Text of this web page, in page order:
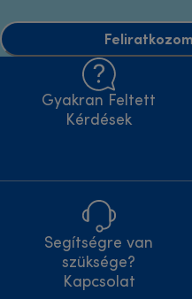
Gyakran Feltett
Kérdések
Segítségre van
szüksége?
Kapcsolat